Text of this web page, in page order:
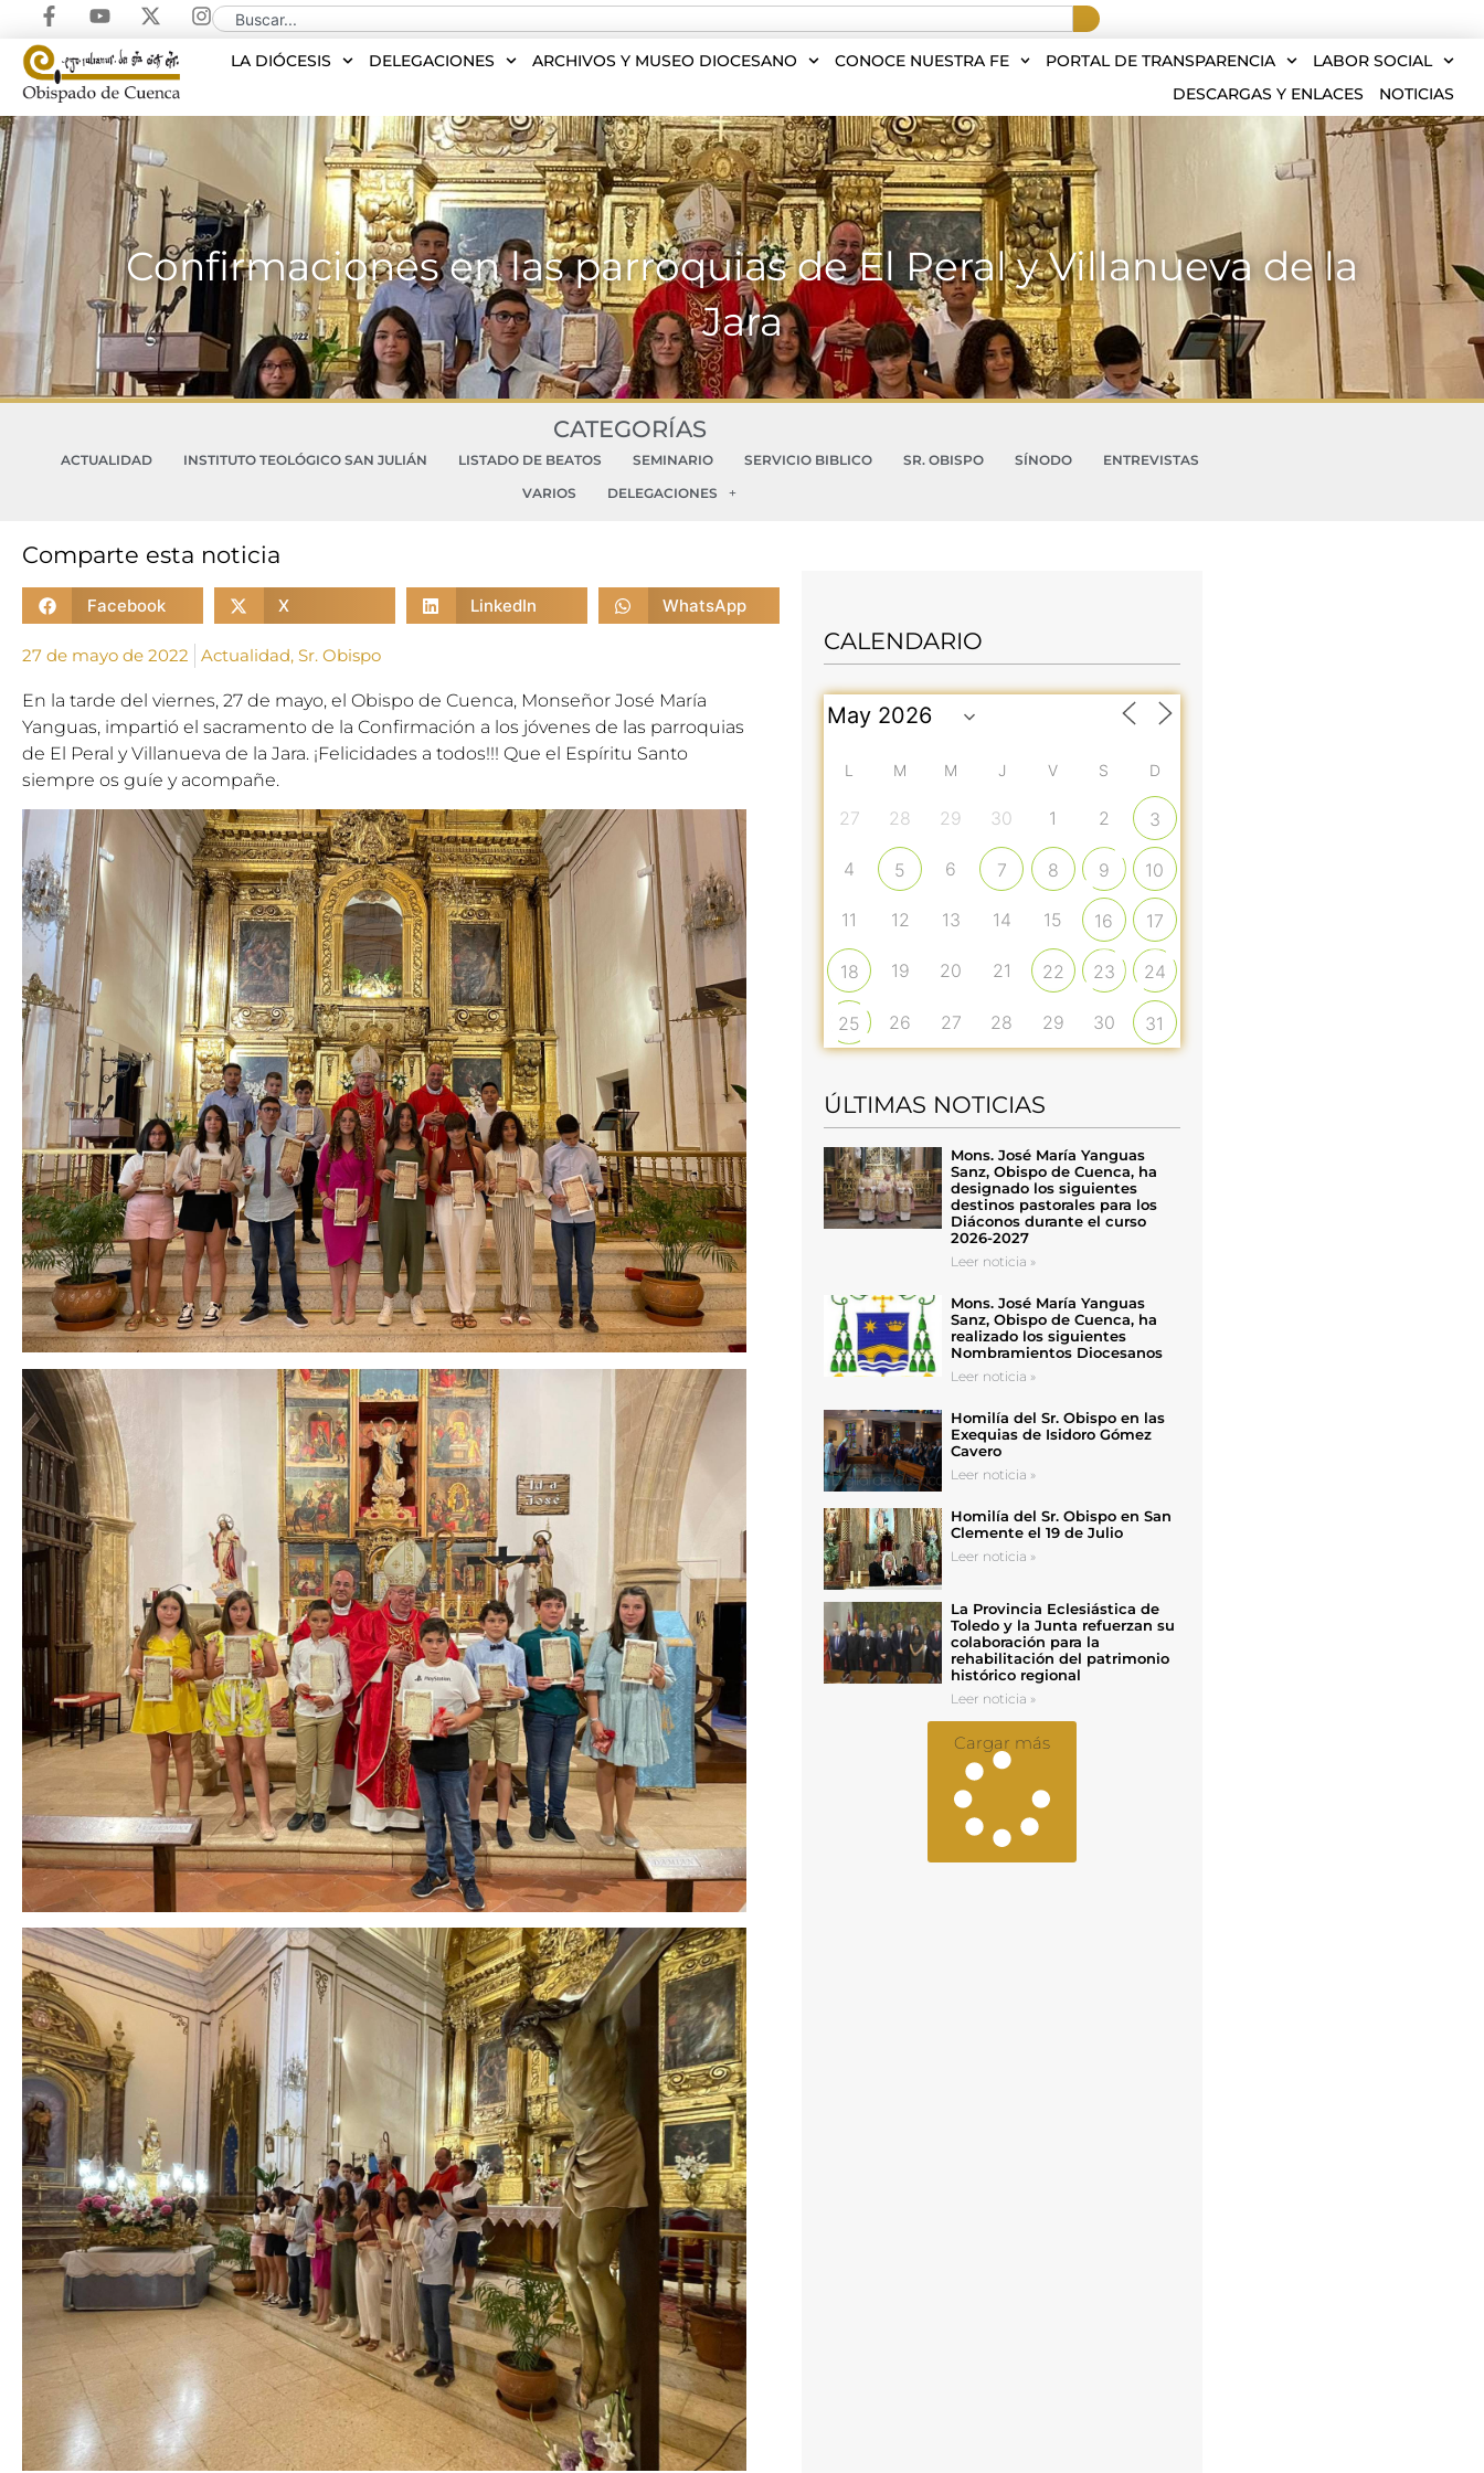
LA DIÓCESIS DELEGACIONES ARCHIVOS Y MUSEO DIOCESANO CONOCE NUESTRA FE PORTAL DE TRANSPARENCIA
LABOR SOCIAL
DESCARGAS Y ENLACES
NOTICIAS
Confirmaciones en las parroquias de El Peral y Villanueva de la
Jara
CATEGORÍAS
ACTUALIDAD INSTITUTO TEOLÓGICO SAN JULIÁN LISTADO DE BEATOS SEMINARIO SERVICIO BIBLICO SR. OBISPO SÍNODO
ENTREVISTAS
VARIOS
DELEGACIONES
Comparte esta noticia
Facebook X LinkedIn WhatsApp
27 de mayo de 2022 Actualidad, Sr. Obispo
En la tarde del viernes, 27 de mayo, el Obispo de Cuenca, Monseñor José María
Yanguas, impartió el sacramento de la Confirmación a los jóvenes de las parroquias
de El Peral y Villanueva de la Jara. ¡Felicidades a todos!!! Que el Espíritu Santo
siempre os guíe y acompañe.
CALENDARIO
L M M J V S D
27 28 29 30 1 2 3
4 5 6 7 8 9 10
11 12 13 14 15 16 17
18 19 20 21 22 23 24
25 26 27 28 29 30 31
ÚLTIMAS NOTICIAS
Mons. José María Yanguas
Sanz, Obispo de Cuenca, ha
designado los siguientes
destinos pastorales para los
Diáconos durante el curso
2026-2027
Leer noticia »
Mons. José María Yanguas
Sanz, Obispo de Cuenca, ha
realizado los siguientes
Nombramientos Diocesanos
Leer noticia »
Homilía del Sr. Obispo en las
Exequias de Isidoro Gómez
Cavero
Leer noticia »
Homilía del Sr. Obispo en San
Clemente el 19 de Julio
Leer noticia »
La Provincia Eclesiástica de
Toledo y la Junta refuerzan su
colaboración para la
rehabilitación del patrimonio
histórico regional
Leer noticia »
Cargar más